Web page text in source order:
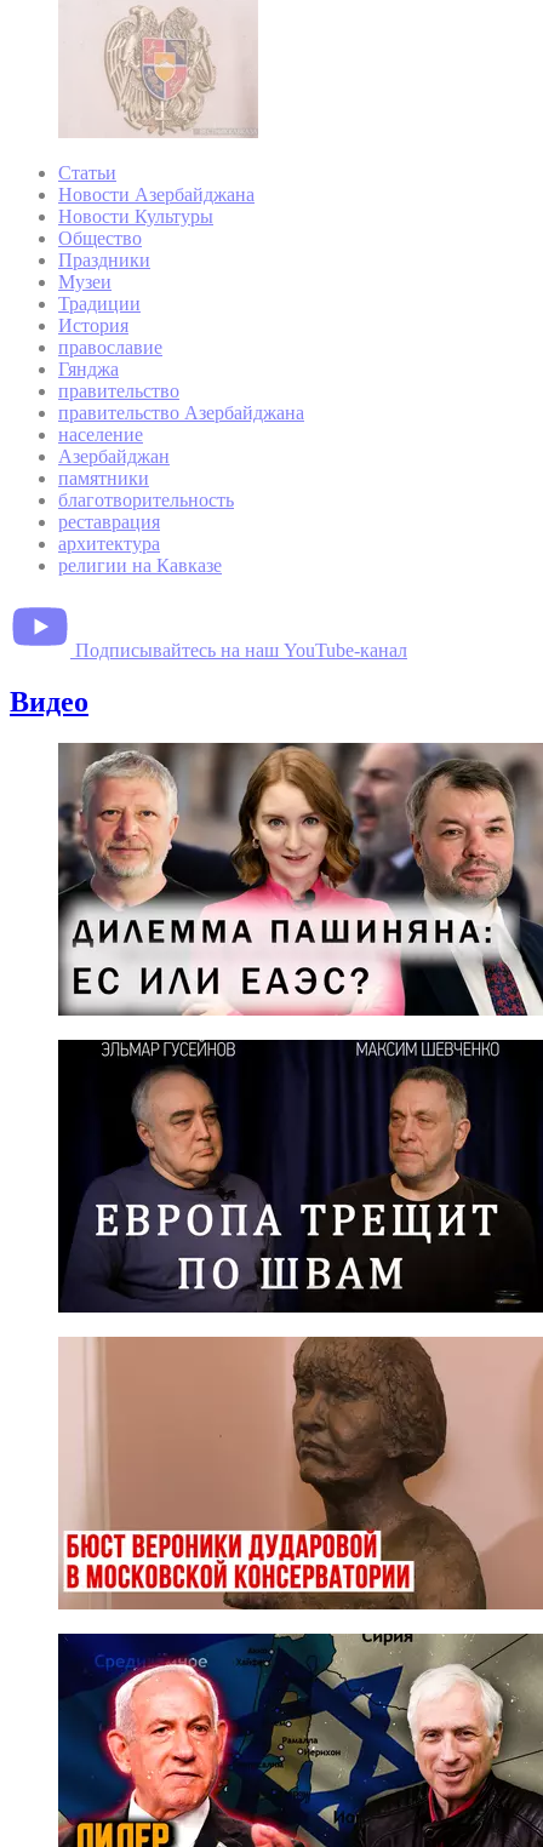
Статьи
Новости Азербайджана
Новости Культуры
Общество
Праздники
Музеи
Традиции
История
православие
Гянджа
правительство
правительство Азербайджана
население
Азербайджан
памятники
благотворительность
реставрация
архитектура
религии на Кавказе
Подписывайтесь на наш YouTube-канал
Видео